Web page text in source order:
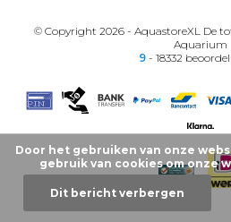
© Copyright 2026 - AquastoreXL De
Aquarium
9 - 18332
Door het gebruiken van onze
gebruik van cookies om onze
Dit bericht verbergen